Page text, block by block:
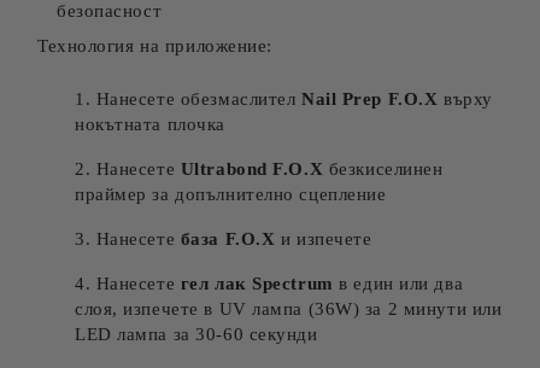
безопасност
Технология на приложение:
Нанесете обезмаслителNail Prep F.O.X върху
нокътната плочка
Нанесете Ultrabond F.O.X безкиселинен
праймер за допълнително сцепление
Нанесете база F.O.X и изпечете
Нанесете гел лак Spectrum в един или два
слоя, изпечете в UV лампа (36W) за 2 минути или
LED лампа за 30-60 секунди